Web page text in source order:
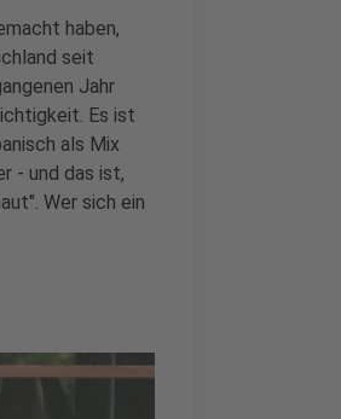
haben,
seit
Jahr
Es ist
als Mix
- und das ist,
Wer sich ein